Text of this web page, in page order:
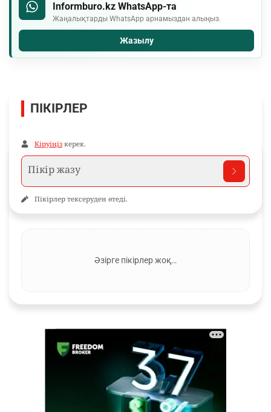
Informburo.kz WhatsApp-та
Жаңалықтарды WhatsApp арнамыздан алыңыз.
Жазылу
ПІКІРЛЕР
Кіруіңіз керек.
Пікірлер тексеруден өтеді.
Әзірге пікірлер жоқ…